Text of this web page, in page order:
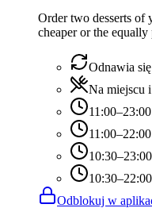
Order two desserts of
cheaper or the
Odnawia
Na miejscu
11:00–23:00
11:00–22:00
10:30–23:00
10:30–22:00
Odblokuj w